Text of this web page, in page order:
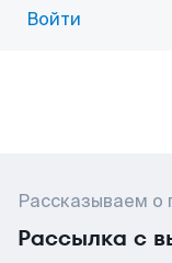
Войти
Рассказываем о
Рассылка с